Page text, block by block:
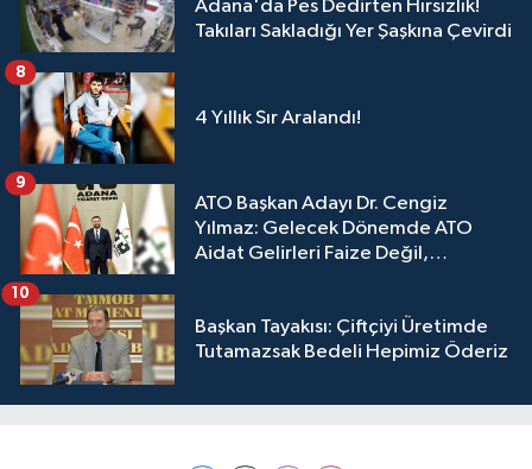
Adana'da Pes Dedirten Hırsızlık!
Takıları Sakladığı Yer Şaşkına Çevirdi
4 Yıllık Sır Aralandı!
8
ATO Başkan Adayı Dr. Cengiz
Yılmaz: Gelecek Dönemde ATO
Aidat Gelirleri Faize Değil,
9
Başkan Tayakısı: Çiftçiyi Üretimde
Tutamazsak Bedeli Hepimiz Öderiz
10